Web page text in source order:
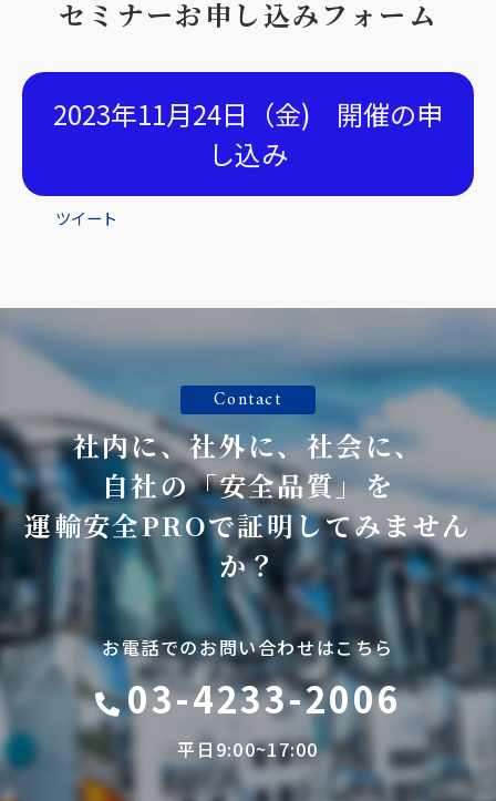
セミナーお申し込みフォーム
2023年11月24日（金) 開催の申
し込み
ツイート
Contact
社内に、社外に、社会に、
自社の「安全品質」を
運輸安全PROで証明してみません
か？
お電話でのお問い合わせはこちら
03-4233-2006
平日9:00~17:00